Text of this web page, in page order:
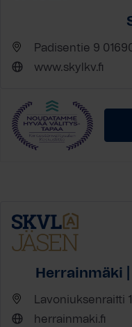
Padisentie 9
www.skylkv.fi
Herrainmäki
Lavoniuksenraitti
herrainmaki.fi